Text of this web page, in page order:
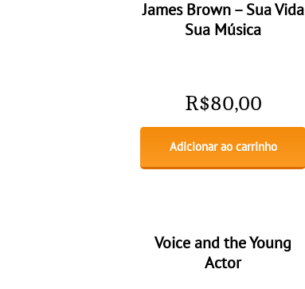
James Brown – Sua Vida
Sua Música
R$80,00
Adicionar ao carrinho
Voice and the Young
Actor